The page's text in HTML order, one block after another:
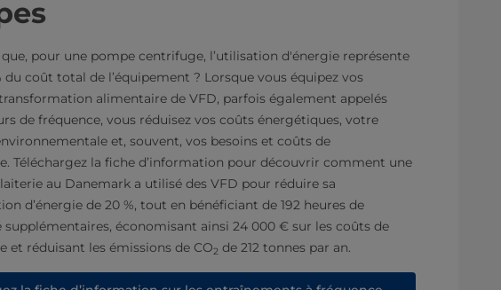
que, pour une pompe centrifuge, l’utilisation d'énergie représente
du coût total de l’équipement ? Lorsque vous équipez vos
alimentaire de VFD, parfois également appelés
de fréquence, vous réduisez vos coûts énergétiques, votre
et, souvent, vos besoins et coûts de
Téléchargez la fiche d’information pour découvrir comment une
au Danemark a utilisé des VFD pour réduire sa
d’énergie de 20 %, tout en bénéficiant de 192 heures de
économisant ainsi 24 000 € sur les coûts de
et réduisant les émissions de CO2 de 212 tonnes par an.